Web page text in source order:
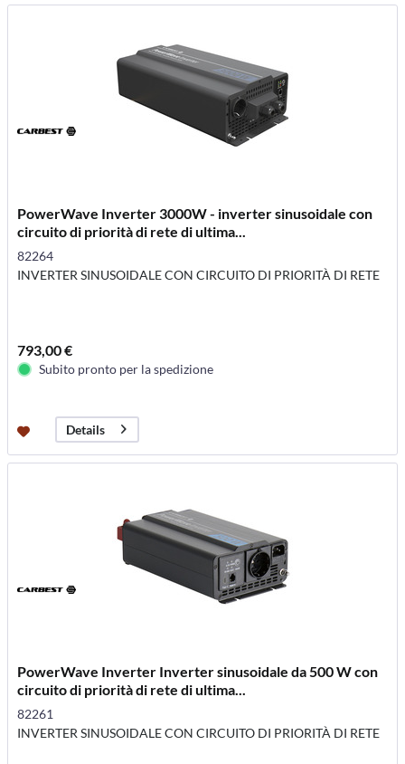
PowerWave Inverter 3000W - inverter sinusoidale con
circuito di priorità di rete di ultima...
82264
INVERTER SINUSOIDALE CON CIRCUITO DI PRIORITÀ DI RETE
793,00 €
Subito pronto per la spedizione
Details
PowerWave Inverter Inverter sinusoidale da 500 W con
circuito di priorità di rete di ultima...
82261
INVERTER SINUSOIDALE CON CIRCUITO DI PRIORITÀ DI RETE